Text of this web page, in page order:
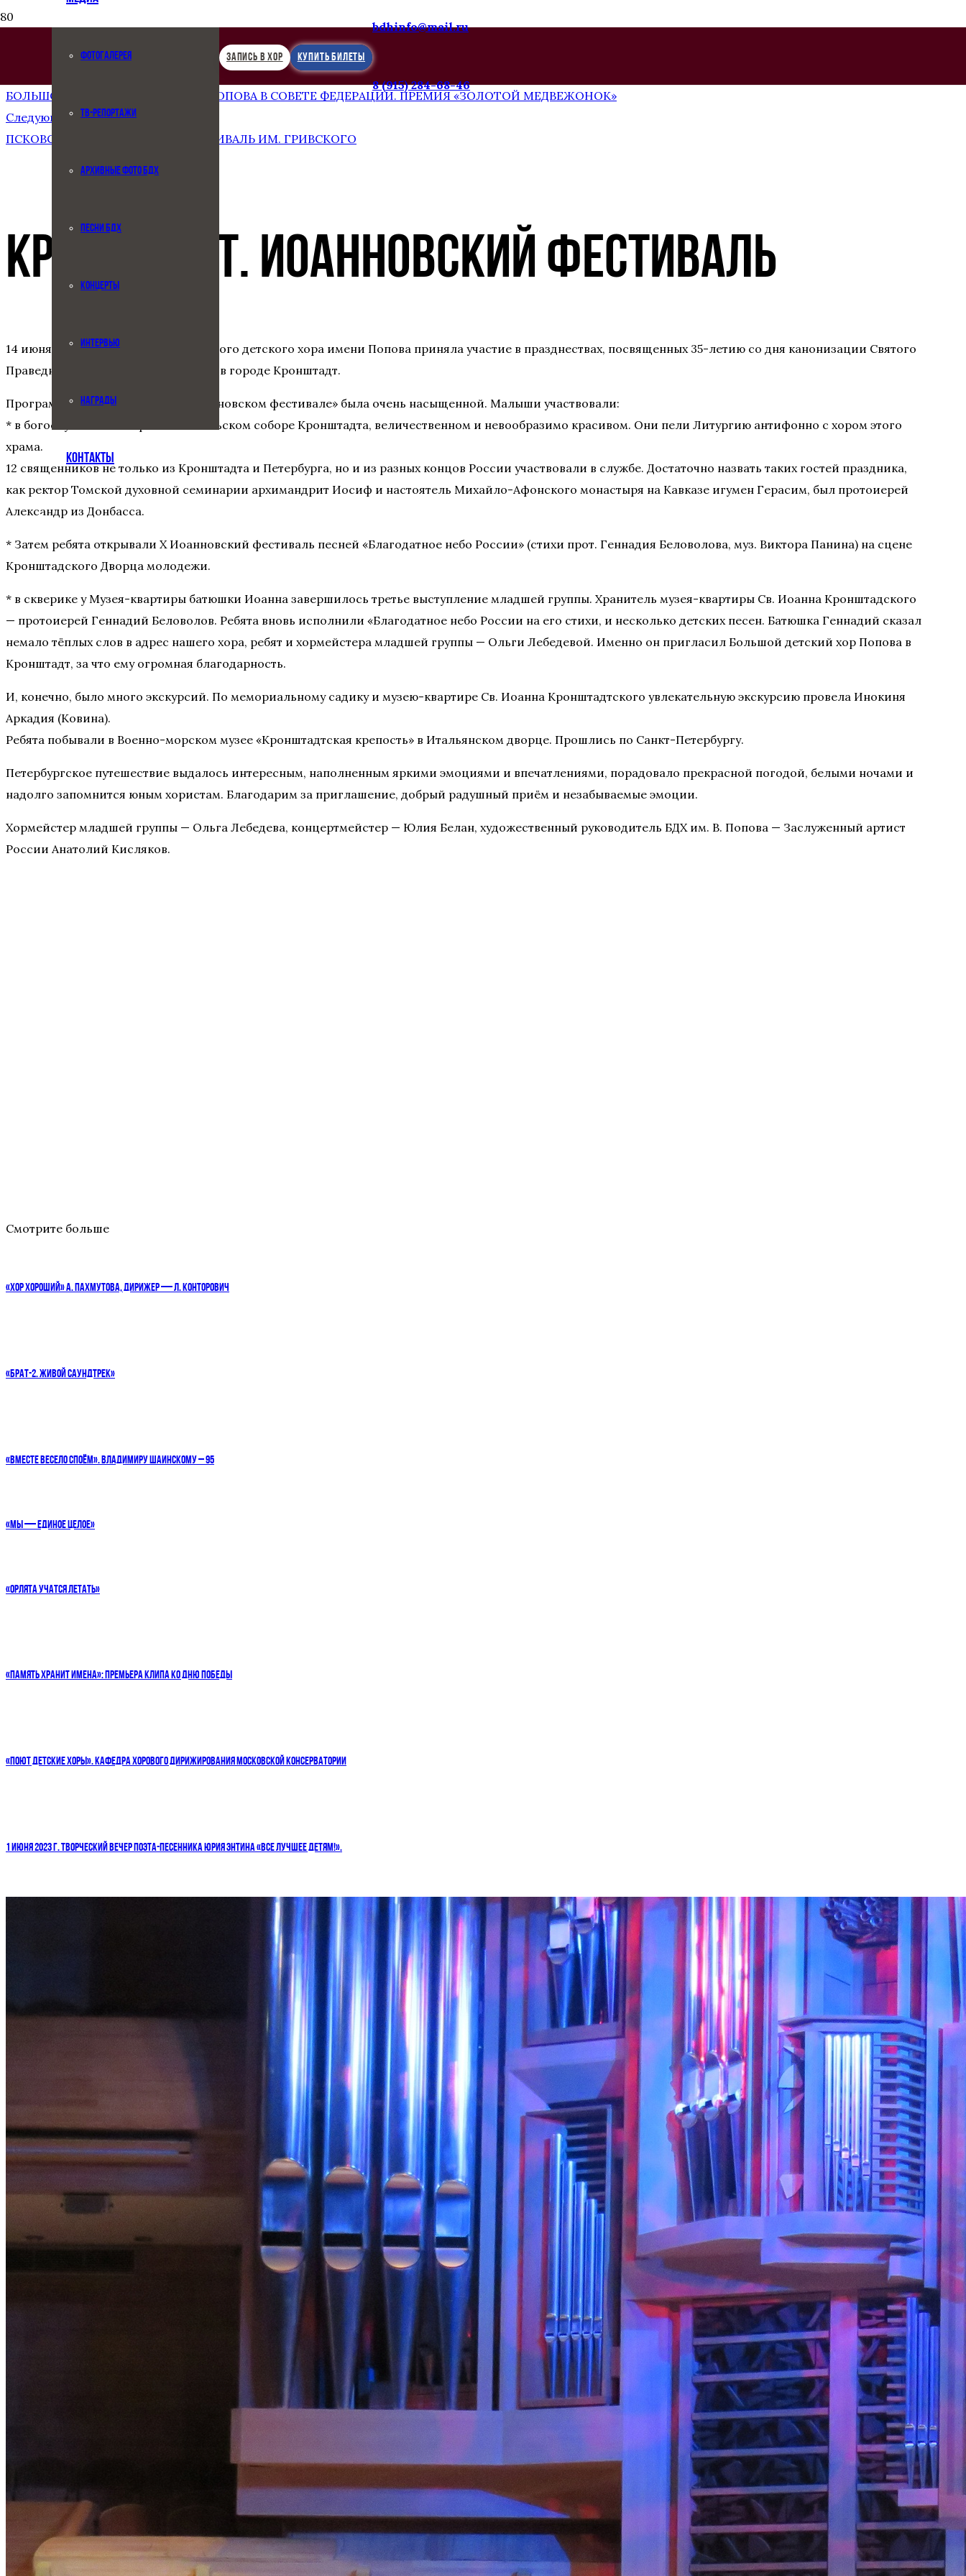
ФОТОГАЛЕРЕЯ
ТВ-РЕПОРТАЖИ
АРХИВНЫЕ ФОТО БДХ
ПЕСНИ БДХ
КОНЦЕРТЫ
ИНТЕРВЬЮ
НАГРАДЫ
КОНТАКТЫ
ЗАПИСЬ В ХОР КУПИТЬ БИЛЕТЫ
bdhinfo@mail.ru
8 (915) 284-68-46
БОЛЬШОЙ ДЕТСКИЙ ХОР ИМЕНИ ПОПОВА В СОВЕТЕ ФЕДЕРАЦИИ. ПРЕМИЯ «ЗОЛОТОЙ МЕДВЕЖОНОК»
Следующая запись
ПСКОВСКИЙ КРЕМЛЬ. БДХ НА ФЕСТИВАЛЬ ИМ. ГРИВСКОГО
КРОНШТАДТ. ИОАННОВСКИЙ ФЕСТИВАЛЬ
14 июня 2025 младшая группа Большого детского хора имени Попова приняла участие в празднествах, посвященных 35-летию со дня канонизации Святого
Праведного Иоанна Кронштадского в городе Кронштадт.
Программа выступлений на X «Иоанновском фестивале» была очень насыщенной. Малыши участвовали:
* в богослужении в Морском Никольском соборе Кронштадта, величественном и невообразимо красивом. Они пели Литургию антифонно с хором этого
храма.
12 священников не только из Кронштадта и Петербурга, но и из разных концов России участвовали в службе. Достаточно назвать таких гостей праздника,
как ректор Томской духовной семинарии архимандрит Иосиф и настоятель Михайло-Афонского монастыря на Кавказе игумен Герасим, был протоиерей
Александр из Донбасса.
* Затем ребята открывали Х Иоанновский фестиваль песней «Благодатное небо России» (стихи прот. Геннадия Беловолова, муз. Виктора Панина) на сцене
Кронштадского Дворца молодежи.
* в скверике у Музея-квартиры батюшки Иоанна завершилось третье выступление младшей группы. Хранитель музея-квартиры Св. Иоанна Кронштадского
— протоиерей Геннадий Беловолов. Ребята вновь исполнили «Благодатное небо России на его стихи, и несколько детских песен. Батюшка Геннадий сказал
немало тёплых слов в адрес нашего хора, ребят и хормейстера младшей группы — Ольги Лебедевой. Именно он пригласил Большой детский хор Попова в
Кронштадт, за что ему огромная благодарность.
И, конечно, было много экскурсий. По мемориальному садику и музею-квартире Св. Иоанна Кронштадтского увлекательную экскурсию провела Инокиня
Аркадия (Ковина).
Ребята побывали в Военно-морском музее «Кронштадтская крепость» в Итальянском дворце. Прошлись по Санкт-Петербургу.
Петербургское путешествие выдалось интересным, наполненным яркими эмоциями и впечатлениями, порадовало прекрасной погодой, белыми ночами и
надолго запомнится юным хористам. Благодарим за приглашение, добрый радушный приём и незабываемые эмоции.
Хормейстер младшей группы — Ольга Лебедева, концертмейстер — Юлия Белан, художественный руководитель БДХ им. В. Попова — Заслуженный артист
России Анатолий Кисляков.
Смотрите больше
«ХОР ХОРОШИЙ» А. ПАХМУТОВА, ДИРИЖЕР — Л. КОНТОРОВИЧ
«БРАТ-2. ЖИВОЙ САУНДТРЕК»
«ВМЕСТЕ ВЕСЕЛО СПОЁМ». ВЛАДИМИРУ ШАИНСКОМУ – 95
«МЫ — ЕДИНОЕ ЦЕЛОЕ»
«ОРЛЯТА УЧАТСЯ ЛЕТАТЬ»
«ПАМЯТЬ ХРАНИТ ИМЕНА»: ПРЕМЬЕРА КЛИПА КО ДНЮ ПОБЕДЫ
«ПОЮТ ДЕТСКИЕ ХОРЫ». КАФЕДРА ХОРОВОГО ДИРИЖИРОВАНИЯ МОСКОВСКОЙ КОНСЕРВАТОРИИ
1 ИЮНЯ 2023 Г. ТВОРЧЕСКИЙ ВЕЧЕР ПОЭТА-ПЕСЕННИКА ЮРИЯ ЭНТИНА «ВСЕ ЛУЧШЕЕ ДЕТЯМ!».